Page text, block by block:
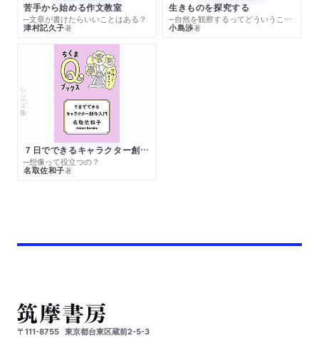
苦手から始める作文教室
─文章が書けたらいいことはある？
津村記久子著
生きものを探究する
─自然を観察するってどういうこと？
小島渉著
シリーズ・全集
７日でできるキャラクター創作入門
─想像って役立つの？
名取佐和子著
〒111-8755 東京都台東区蔵前2-5-3